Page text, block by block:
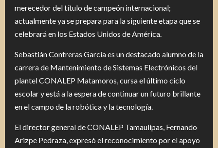
merecedor del título de campeón internacional;
actualmente ya se prepara para la siguiente etapa que se
celebrará en los Estados Unidos de América.
Sebastián Contreras García es un destacado alumno de la
carrera de Mantenimiento de Sistemas Electrónicos del
plantel CONALEP Matamoros, cursa el último ciclo
escolar y está a la espera de continuar un futuro brillante
en el campo de la robótica y la tecnología.
El director general de CONALEP Tamaulipas, Fernando
Arizpe Pedraza, expresó el reconocimiento por el apoyo